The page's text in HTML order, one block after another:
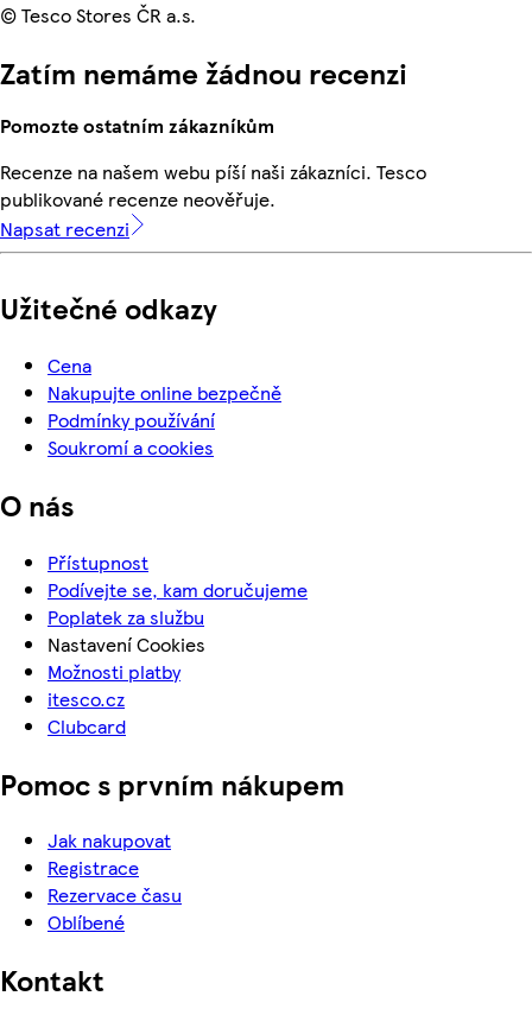
© Tesco Stores ČR a.s.
Zatím nemáme žádnou recenzi
Pomozte ostatním zákazníkům
Recenze na našem webu píší naši zákazníci. Tesco
publikované recenze neověřuje.
Napsat recenzi
Užitečné odkazy
Cena
Nakupujte online bezpečně
Podmínky používání
Soukromí a cookies
O nás
Přístupnost
Podívejte se, kam doručujeme
Poplatek za službu
Nastavení Cookies
Možnosti platby
itesco.cz
Clubcard
Pomoc s prvním nákupem
Jak nakupovat
Registrace
Rezervace času
Oblíbené
Kontakt